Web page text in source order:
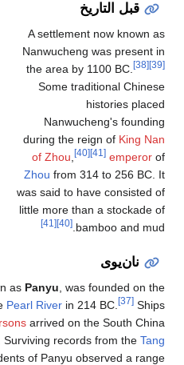
قبل التاريخ
ملك
A settlement now
Nanwucheng was
the area by 1100 BC.
Some traditional
histories
Nanwucheng's
during the reign of
of Zhou, [40] [41]
Zhoufrom 314 to 256
was said to have
little more than a
bamboo and
[40]
[41]
نان‌يوى
known asPanyu, was founded
of thePearl Riverin 214 BC.
arrived on the South
. Surviving records from the
residents of Panyu observed a